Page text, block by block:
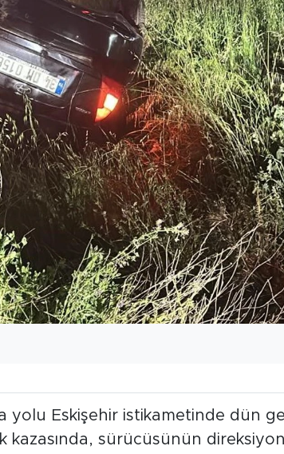
yolu Eskişehir istikametinde dün
kazasında, sürücüsünün